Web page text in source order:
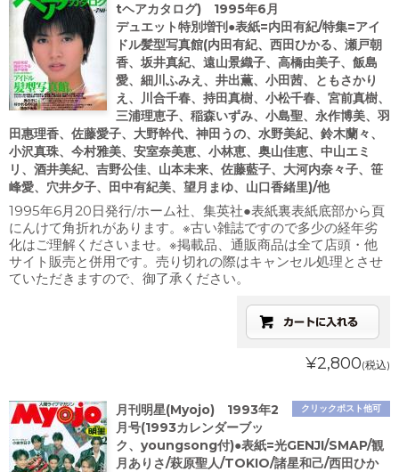
tヘアカタログ) 1995年6月
デュエット特別増刊●表紙=内田有紀/特集=アイ
ドル髪型写真館(内田有紀、西田ひかる、瀬戸朝
香、坂井真紀、遠山景織子、高橋由美子、飯島
愛、細川ふみえ、井出薫、小田茜、ともさかり
え、川合千春、持田真樹、小松千春、宮前真樹、
三浦理恵子、稲森いずみ、小島聖、永作博美、羽
田惠理香、佐藤愛子、大野幹代、神田うの、水野美紀、鈴木蘭々、
小沢真珠、今村雅美、安室奈美恵、小林恵、奥山佳恵、中山エミ
リ、酒井美紀、吉野公佳、山本未来、佐藤藍子、大河内奈々子、笹
峰愛、穴井夕子、田中有紀美、望月まゆ、山口香緒里)/他
1995年6月20日発行/ホーム社、集英社●表紙裏表紙底部から頁
にんけて角折れがあります。※古い雑誌ですので多少の経年劣
化はご理解くださいませ。※掲載品、通販商品は全て店頭・他
サイト販売と併用です。売り切れの際はキャンセル処理とさせ
ていただきますので、御了承ください。
¥2,800(税込)
クリックポスト他可
月刊明星(Myojo) 1993年2
月号(1993カレンダーブッ
ク、youngsong付)●表紙=光GENJI/SMAP/観
月ありさ/萩原聖人/TOKIO/諸星和己/西田ひか